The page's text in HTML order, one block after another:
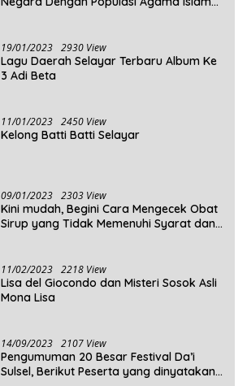
19/01/2023 2930 View
Lagu Daerah Selayar Terbaru Album Ke
3 Adi Beta
11/01/2023 2450 View
Kelong Batti Batti Selayar
09/01/2023 2303 View
Kini mudah, Begini Cara Mengecek Obat
Sirup yang Tidak Memenuhi Syarat dan
11/02/2023 2218 View
Lisa del Giocondo dan Misteri Sosok Asli
Mona Lisa
14/09/2023 2107 View
Pengumuman 20 Besar Festival Da’i
Sulsel, Berikut Peserta yang dinyatakan